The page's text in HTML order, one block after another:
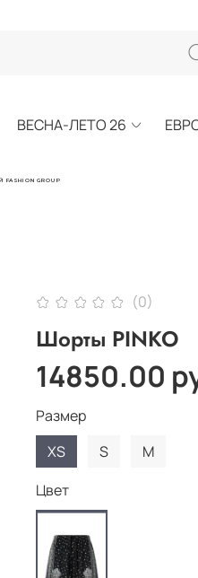
ВЕСНА-ЛЕТО 26
GROUP
(0)
Шорты PINKO
14850.00
Размер
XS
S
M
Цвет